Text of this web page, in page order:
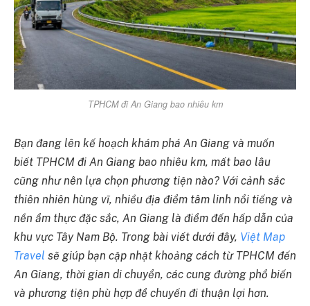
TPHCM đi An Giang bao nhiêu km
Bạn đang lên kế hoạch khám phá An Giang và muốn
biết TPHCM đi An Giang bao nhiêu km, mất bao lâu
cũng như nên lựa chọn phương tiện nào? Với cảnh sắc
thiên nhiên hùng vĩ, nhiều địa điểm tâm linh nổi tiếng và
nền ẩm thực đặc sắc, An Giang là điểm đến hấp dẫn của
khu vực Tây Nam Bộ. Trong bài viết dưới đây, Việt Map
Travel sẽ giúp bạn cập nhật khoảng cách từ TPHCM đến
An Giang, thời gian di chuyển, các cung đường phổ biến
và phương tiện phù hợp để chuyến đi thuận lợi hơn.